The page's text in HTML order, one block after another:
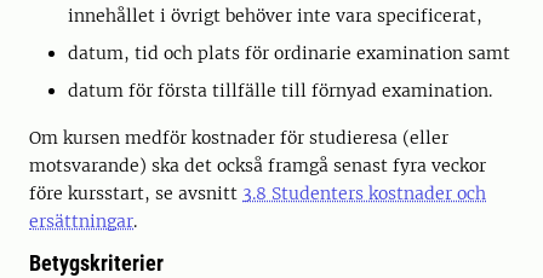
innehållet i övrigt behöver inte vara specificerat,
datum, tid och plats för ordinarie examination samt
datum för första tillfälle till förnyad examination.
Om kursen medför kostnader för studieresa (eller
motsvarande) ska det också framgå senast fyra veckor
före kursstart, se avsnitt 3.8 Studenters kostnader och
ersättningar.
Betygskriterier